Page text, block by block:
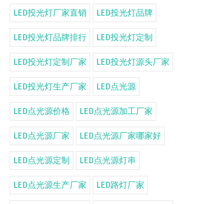
LED投光灯厂家直销 LED投光灯品牌
LED投光灯品牌排行 LED投光灯定制
LED投光灯定制厂家 LED投光灯源头厂家
LED投光灯生产厂家 LED点光源
LED点光源价格 LED点光源加工厂家
LED点光源厂家 LED点光源厂家哪家好
LED点光源定制 LED点光源灯串
LED点光源生产厂家 LED路灯厂家